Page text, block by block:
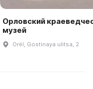
Орловский
музей
Orël, Gostinaya ulitsa, 2